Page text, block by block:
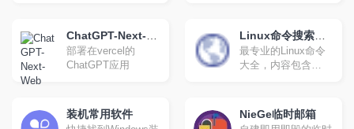
析,json转xml,xml转
json,json解析,json在
线解析,json在线解析
及格式化,unix时间戳
ChatGPT-Next-
Web
部署在vercel的
ChatGPT应用
Linux命令搜索引
擎
最专业的Linux命令
大全，内容包含
的Linux命令速查手
册。
装机常用软件 NieGe临时邮箱